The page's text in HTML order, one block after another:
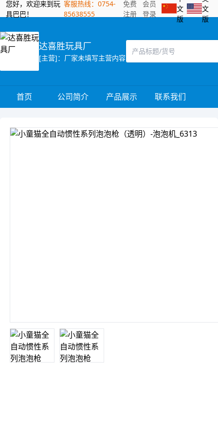
您好，欢迎来到玩
具巴巴！
客服热线：0754-
85638555
免费
注册
会员
登录
文
版
文
版
达喜胜玩具厂
[主营]：厂家未填写主营内容
首页 公司简介 产品展示 联系我们